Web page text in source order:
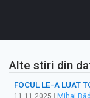
Alte stiri din
FOCUL LE-A LUAT